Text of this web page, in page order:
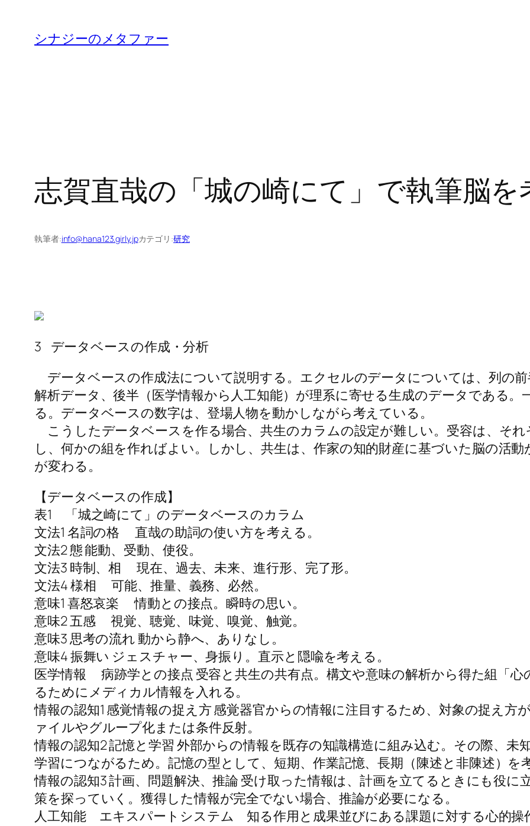
シナジーのメタファー
志賀直哉の「城の崎にて」で執筆脳を
執筆者:info@hana123.girly.jpカテゴリ:研究
3 データベースの作成・分析
データベースの作成法について説明する。エクセルのデータについては、列の
解析データ、後半（医学情報から人工知能）が理系に寄せる生成のデータである。
る。データベースの数字は、登場人物を動かしながら考えている。
こうしたデータベースを作る場合、共生のカラムの設定が難しい。受容は、そ
し、何かの組を作ればよい。しかし、共生は、作家の知的財産に基づいた脳の活
が変わる。
【データベースの作成】
表1 「城之崎にて」のデータベースのカラム
文法1 名詞の格 直哉の助詞の使い方を考える。
文法2 態 能動、受動、使役。
文法3 時制、相 現在、過去、未来、進行形、完了形。
文法4 様相 可能、推量、義務、必然。
意味1 喜怒哀楽 情動との接点。瞬時の思い。
意味2 五感 視覚、聴覚、味覚、嗅覚、触覚。
意味3 思考の流れ 動から静へ、ありなし。
意味4 振舞い ジェスチャー、身振り。直示と隠喩を考える。
医学情報 病跡学との接点 受容と共生の共有点。構文や意味の解析から得た組「
るためにメディカル情報を入れる。
情報の認知1 感覚情報の捉え方 感覚器官からの情報に注目するため、対象の捉え方
ァイルやグループ化または条件反射。
情報の認知2 記憶と学習 外部からの情報を既存の知識構造に組み込む。その際、未
学習につながるため。記憶の型として、短期、作業記憶、長期（陳述と非陳述）を
情報の認知3 計画、問題解決、推論 受け取った情報は、計画を立てるときにも役に
策を探っていく。獲得した情報が完全でない場合、推論が必要になる。
人工知能 エキスパートシステム 知る作用と成果並びにある課題に対する心的操